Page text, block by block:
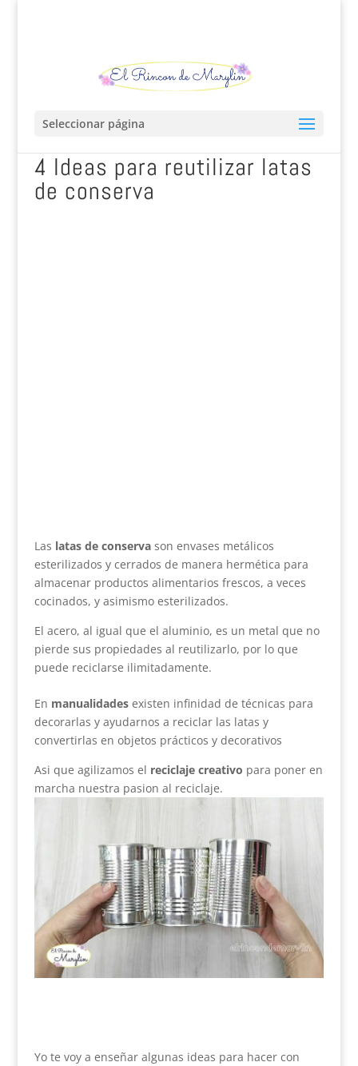
Seleccionar página
4 Ideas para reutilizar latas
de conserva
Las latas de conservason envases metálicos
esterilizados y cerrados de manera hermética para
almacenar productos alimentarios frescos, a veces
cocinados, y asimismo esterilizados.
El acero, al igual que el aluminio, es un metal que no
pierde sus propiedades al reutilizarlo, por lo que
puede reciclarse ilimitadamente.
En manualidadesexisten infinidad de técnicas para
decorarlas y ayudarnos a reciclar las latas y
convertirlas en objetos prácticos y decorativos
Asi que agilizamos el reciclaje creativo para poner en
marcha nuestra pasion al reciclaje.
Yo te voy a enseñar algunas ideas para hacer con